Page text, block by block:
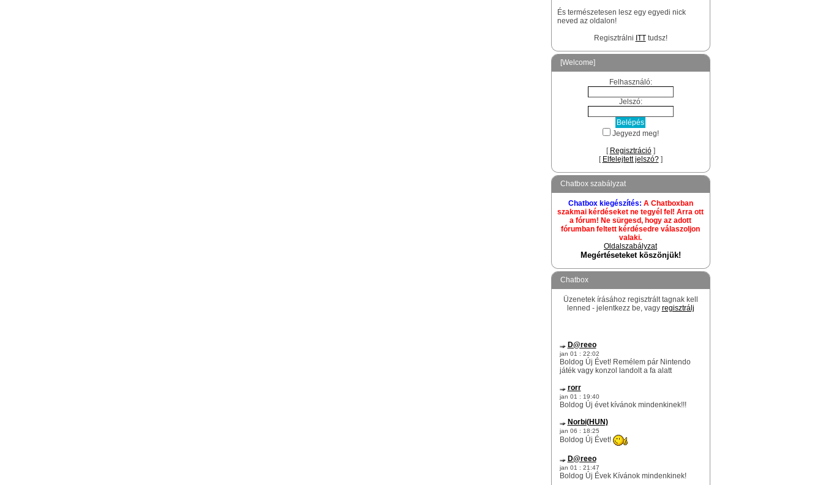
És természetesen lesz egy egyedi nick
neved az oldalon!
Regisztrálni ITTtudsz!
[Welcome]
Felhasználó:
Jelszó:
Jegyezd meg!
[ Regisztráció]
[ Elfelejtett jelszó?]
Chatbox szabályzat
Chatbox kiegészítés: A Chatboxban
szakmai kérdéseket ne tegyél fel! Arra ott
a fórum! Ne sürgesd, hogy az adott
fórumban feltett kérdésedre válaszoljon
valaki.
Oldalszabályzat
Megértéseteket köszönjük!
Chatbox
Üzenetek írásához regisztrált tagnak kell
lenned - jelentkezz be, vagy regisztrálj
D@reeo
jan 01 : 22:02
Boldog Új Évet! Remélem pár Nintendo
játék vagy konzol landolt a fa alatt
rorr
jan 01 : 19:40
Boldog Új évet kívánok mindenkinek!!!
Norbi(HUN)
jan 06 : 18:25
Boldog Új Évet!
D@reeo
jan 01 : 21:47
Boldog Új Évek Kívánok mindenkinek!